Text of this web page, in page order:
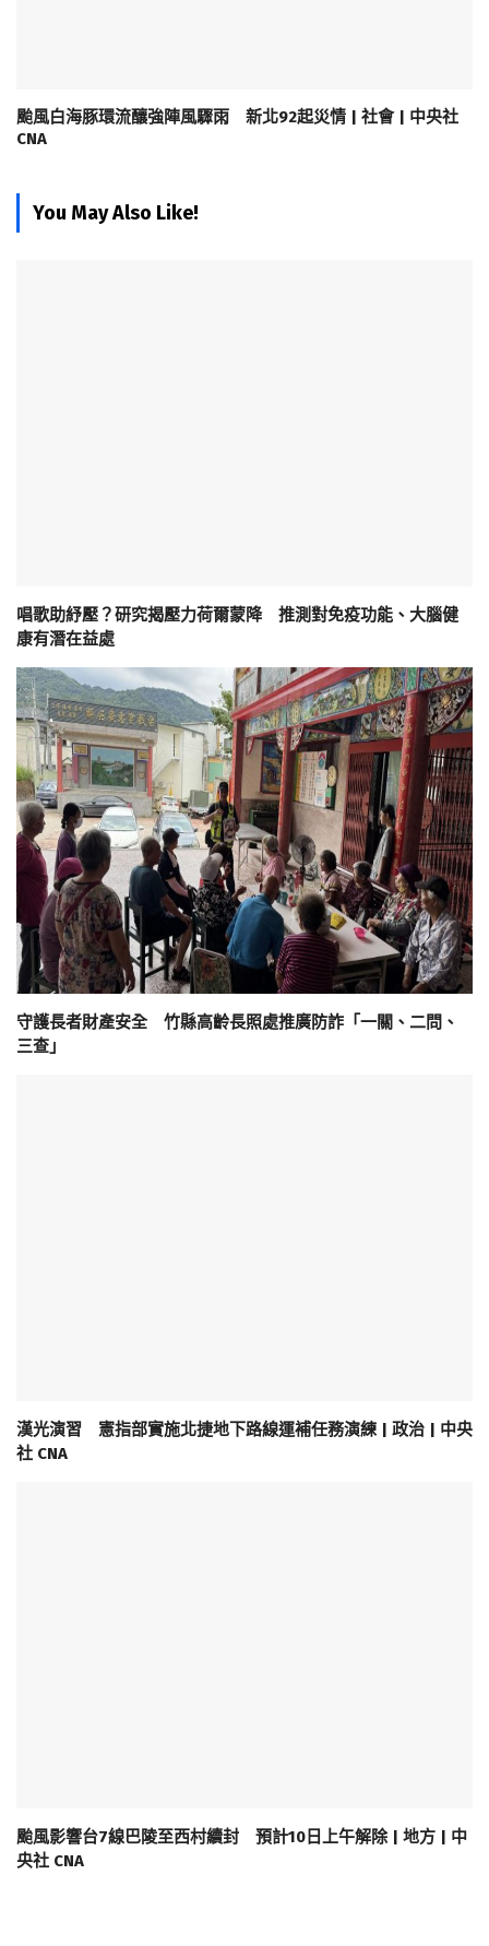
颱風白海豚環流釀強陣風驟雨 新北92起災情 | 社會 | 中央社
CNA
You May Also Like!
唱歌助紓壓？研究揭壓力荷爾蒙降 推測對免疫功能、大腦健
康有潛在益處
守護長者財產安全 竹縣高齡長照處推廣防詐「一關、二問、
三查」
漢光演習 憲指部實施北捷地下路線運補任務演練 | 政治 | 中央
社 CNA
颱風影響台7線巴陵至西村續封 預計10日上午解除 | 地方 | 中
央社 CNA